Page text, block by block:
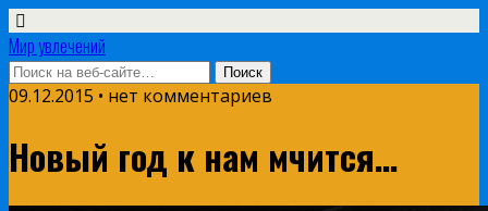
Мир увлечений
09.12.2015 • нет комментариев
Новый год к нам мчится…